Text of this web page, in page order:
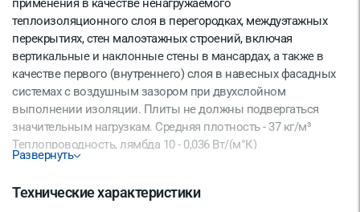
применения в качестве ненагружаемого
теплоизоляционного слоя в перегородках, междуэтажных
перекрытиях, стен малоэтажных строений, включая
вертикальные и наклонные стены в мансардах, а также в
качестве первого (внутреннего) слоя в навесных фасадных
системах с воздушным зазором при двухслойном
выполнении изоляции. Плиты не должны подвергаться
значительным нагрузкам. Средняя плотность - 37 кг/м³
Теплопроводность, лямбда 10 - 0,036 Вт/(м°К)
Развернуть
Технические характеристики